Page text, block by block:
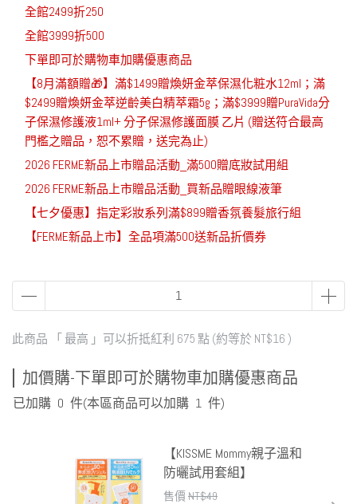
全館2499折250
全館3999折500
下單即可於購物車加購優惠商品
【8月滿額贈🎁】滿$1499贈煥妍金萃保濕化粧水12ml；滿
$2499贈煥妍金萃逆齡美白精萃霜5g；滿$3999贈PuraVida分
子保濕修護液1ml+ 分子保濕修護面膜 乙片 (贈送符合最高
門檻之贈品，恕不累贈，送完為止)
2026 FERME新品上市贈品活動_滿500贈底妝試用組
2026 FERME新品上市贈品活動_買新品贈眼線液筆
【七夕優惠】指定彩妝系列滿$899贈香氛養髮旅行組
【FERME新品上市】全品項滿500送新品折價券
此商品 「 最高 」可以折抵紅利 675 點 (約等於 NT$16 )
加價購-下單即可於購物車加購優惠商品
已加購 0 件(本區商品可以加購 1 件)
【KISSME Mommy親子溫和
防曬試用套組】
售價NT$49